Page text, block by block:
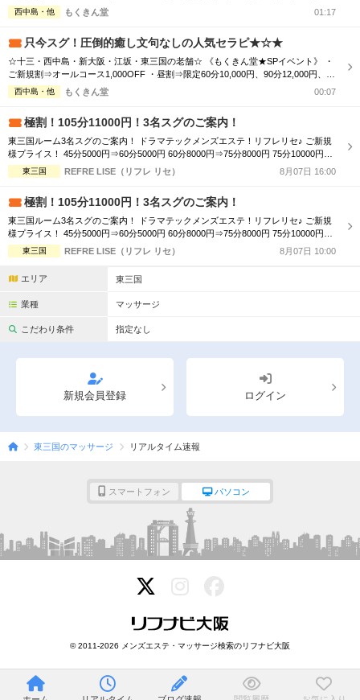
ペアルームあり
フットバスあり 岩盤浴あり
専用駐車場あり 有資格者在籍
スタッフ指名可 Ｗセラピスト
駅から徒歩5分以内
閉じる
0分16,000円 ・極液コース⇒100分18,000円、120分23,000円 ・団体割⇒2名様2,00
0円OFF、3名様⇒3,000円OFF ▼【本日のセラピスト】▼ *～*～*～*～*～ □富川ゆ
西中島・他 もくきん堂 01:17
只今スグ！圧倒的癒し文句なしの人気セラピ★☆★
☆十三・西中島・新大阪・江坂・東三国の老舗☆ 《もくきん堂★SPイベント》 ・
ご新規割⇒オールコース1,000OFF ・昼割⇒限定60分10,000円、90分12,000円、12
0分16,000円 ・極液コース⇒100分18,000円、120分23,000円 ・団体割⇒2名様2,00
0円OFF、3名様⇒3,000円OFF ▼【本日のセラピスト】▼ *～*～*～*～*～ □富川ゆ
西中島・他 もくきん堂 00:07
極割！105分11000円！3名スグのご案内！
東三国ルーム3名スグのご案内！ ドラマテックメンズエステ！リフレリセ♪ ご新規
様プライス！ 45分5000円⇒60分5000円 60分8000円⇒75分8000円 75分10000円⇒
90分10000円 90分12000円⇒105分11000円 105分14000⇒120分14000円 ※当店ご
利用初めての方のみ ※特別指名料は含みません。 東三国で絶賛営業中です！ 当店
東三国 REFRE LISE（リフレ リセ） 8月07日 16:00
極割！105分11000円！3名スグのご案内！
東三国ルーム3名スグのご案内！ ドラマテックメンズエステ！リフレリセ♪ ご新規
様プライス！ 45分5000円⇒60分5000円 60分8000円⇒75分8000円 75分10000円⇒
90分10000円 90分12000円⇒105分11000円 105分14000⇒120分14000円 ※当店ご
利用初めての方のみ ※特別指名料は含みません。 東三国で絶賛営業中です！ 当店
東三国 REFRE LISE（リフレ リセ） 8月07日 10:00
エリア 東三国
業種 マッサージ
こだわり条件 指定なし
新規会員登録 ログイン
東三国のマッサージ リアルタイム速報
スマートフォン パソコン
© 2011-2026 メンズエステ・マッサージ検索のリフナビ大阪